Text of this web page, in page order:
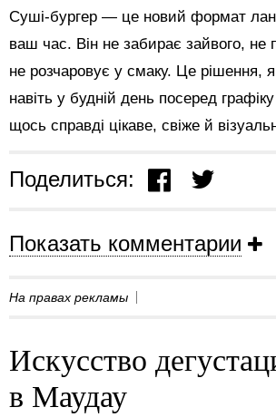
Суші-бургер — це новий формат
ваш час. Він не забирає зайвого, не
не розчаровує у смаку. Це рішення,
навіть у будній день посеред
щось справді цікаве, свіже й
Поделиться:
Показать комментарии
На правах рекламы
Искусство
в Маудау